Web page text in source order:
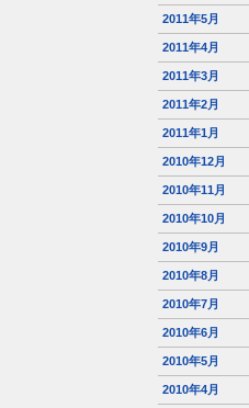
2011年5月
2011年4月
2011年3月
2011年2月
2011年1月
2010年12月
2010年11月
2010年10月
2010年9月
2010年8月
2010年7月
2010年6月
2010年5月
2010年4月